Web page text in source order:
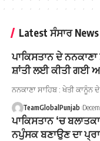
Latest ਸੰਸਾਰ News
ਪਾਕਿਸਤਾਨ ਦੇ
ਸ਼ਾਂਤੀ ਲਈ ਕੀਤੀ ਗਈ
ਨਨਕਾਣਾ ਸਾਹਿਬ : ਖੇਤੀ ਕਾਨੂੰਨ
TeamGlobalPunjab
ਪਾਕਿਸਤਾਨ ‘ਚ
ਨਪੁੰਸਕ ਬਣਾਉਣ ਦਾ